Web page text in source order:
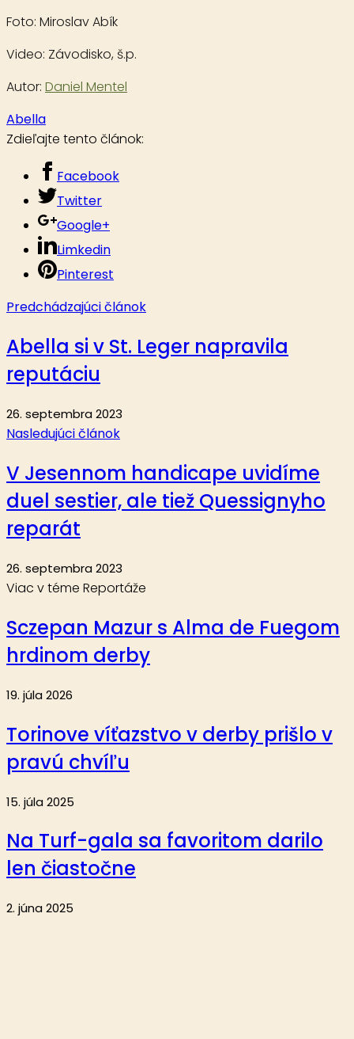
Foto: Miroslav Abík
Video: Závodisko, š.p.
Autor: Daniel Mentel
Abella
Zdieľajte tento článok:
Facebook
Twitter
Google+
Limkedin
Pinterest
Predchádzajúci článok
Abella si v St. Leger napravila
reputáciu
26. septembra 2023
Nasledujúci článok
V Jesennom handicape uvidíme
duel sestier, ale tiež Quessignyho
reparát
26. septembra 2023
Viac v téme Reportáže
Sczepan Mazur s Alma de Fuegom
hrdinom derby
19. júla 2026
Torinove víťazstvo v derby prišlo v
pravú chvíľu
15. júla 2025
Na Turf-gala sa favoritom darilo
len čiastočne
2. júna 2025